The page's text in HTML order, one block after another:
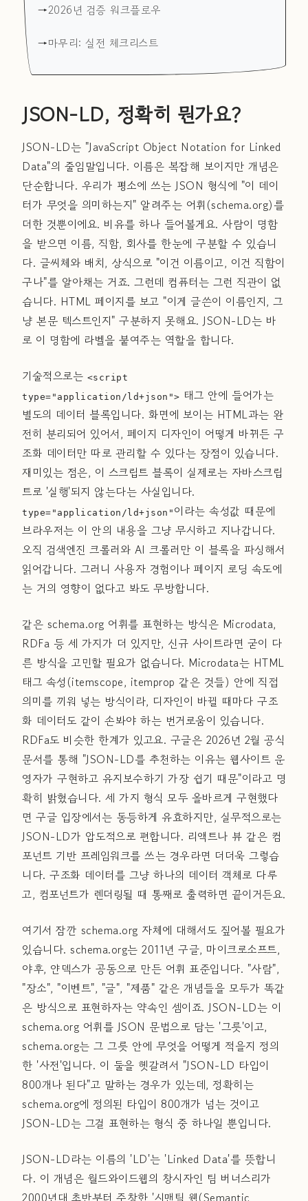
2026년 검증 워크플로우
마무리: 실전 체크리스트
JSON-LD, 정확히 뭔가요?
JSON-LD는 "JavaScript Object Notation for Linked
Data"의 줄임말입니다. 이름은 복잡해 보이지만 개념은
단순합니다. 우리가 평소에 쓰는 JSON 형식에 "이 데이
터가 무엇을 의미하는지" 알려주는 어휘(schema.org)를
더한 것뿐이에요. 비유를 하나 들어볼게요. 사람이 명함
을 받으면 이름, 직함, 회사를 한눈에 구분할 수 있습니
다. 글씨체와 배치, 상식으로 "이건 이름이고, 이건 직함이
구나"를 알아채는 거죠. 그런데 컴퓨터는 그런 직관이 없
습니다. HTML 페이지를 보고 "이게 글쓴이 이름인지, 그
냥 본문 텍스트인지" 구분하지 못해요. JSON-LD는 바
로 이 명함에 라벨을 붙여주는 역할을 합니다.
기술적으로는 <script
type="application/ld+json"> 태그 안에 들어가는
별도의 데이터 블록입니다. 화면에 보이는 HTML과는 완
전히 분리되어 있어서, 페이지 디자인이 어떻게 바뀌든 구
조화 데이터만 따로 관리할 수 있다는 장점이 있습니다.
재미있는 점은, 이 스크립트 블록이 실제로는 자바스크립
트로 '실행'되지 않는다는 사실입니다.
type="application/ld+json" 이라는 속성값 때문에
브라우저는 이 안의 내용을 그냥 무시하고 지나갑니다.
오직 검색엔진 크롤러와 AI 크롤러만 이 블록을 파싱해서
읽어갑니다. 그러니 사용자 경험이나 페이지 로딩 속도에
는 거의 영향이 없다고 봐도 무방합니다.
같은 schema.org 어휘를 표현하는 방식은 Microdata,
RDFa 등 세 가지가 더 있지만, 신규 사이트라면 굳이 다
른 방식을 고민할 필요가 없습니다. Microdata는 HTML
태그 속성(itemscope, itemprop 같은 것들) 안에 직접
의미를 끼워 넣는 방식이라, 디자인이 바뀔 때마다 구조
화 데이터도 같이 손봐야 하는 번거로움이 있습니다.
RDFa도 비슷한 한계가 있고요. 구글은 2026년 2월 공식
문서를 통해 "JSON-LD를 추천하는 이유는 웹사이트 운
영자가 구현하고 유지보수하기 가장 쉽기 때문"이라고 명
확히 밝혔습니다. 세 가지 형식 모두 올바르게 구현했다
면 구글 입장에서는 동등하게 유효하지만, 실무적으로는
JSON-LD가 압도적으로 편합니다. 리액트나 뷰 같은 컴
포넌트 기반 프레임워크를 쓰는 경우라면 더더욱 그렇습
니다. 구조화 데이터를 그냥 하나의 데이터 객체로 다루
고, 컴포넌트가 렌더링될 때 통째로 출력하면 끝이거든요.
여기서 잠깐 schema.org 자체에 대해서도 짚어볼 필요가
있습니다. schema.org는 2011년 구글, 마이크로소프트,
야후, 얀덱스가 공동으로 만든 어휘 표준입니다. "사람",
"장소", "이벤트", "글", "제품" 같은 개념들을 모두가 똑같
은 방식으로 표현하자는 약속인 셈이죠. JSON-LD는 이
schema.org 어휘를 JSON 문법으로 담는 '그릇'이고,
schema.org는 그 그릇 안에 무엇을 어떻게 적을지 정의
한 '사전'입니다. 이 둘을 헷갈려서 "JSON-LD 타입이
800개나 된다"고 말하는 경우가 있는데, 정확히는
schema.org에 정의된 타입이 800개가 넘는 것이고
JSON-LD는 그걸 표현하는 형식 중 하나일 뿐입니다.
JSON-LD라는 이름의 'LD'는 'Linked Data'를 뜻합니
다. 이 개념은 월드와이드웹의 창시자인 팀 버너스리가